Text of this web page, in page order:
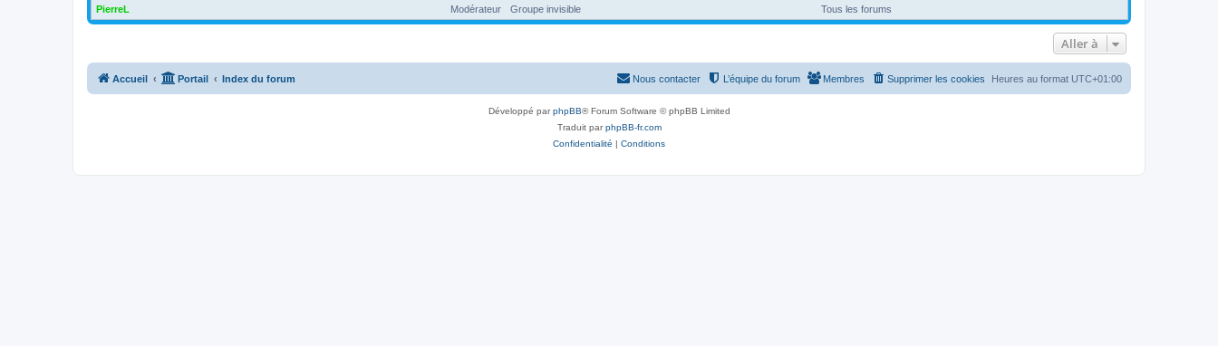
Modérateur
PierreL Groupe invisible Tous les forums
Aller à
Accueil Portail Index du forum Heures au format UTC+01:00
Supprimer les cookies
Membres
L’équipe du forum
Nous contacter
Développé parphpBB® Forum Software © phpBB Limited
Traduit parphpBB-fr.com
Confidentialité | Conditions